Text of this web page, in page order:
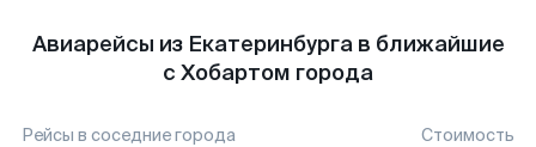
Авиарейсы из Екатеринбурга в ближайшие
с Хобартом города
Рейсы в соседние города Стоимость